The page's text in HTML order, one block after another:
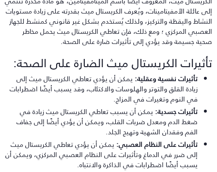
عائلة الأمفيتامينات، ويُعرف الكريستال ميث بقدرته على زيادة مستويات
واليقظة والتركيز، ولذلك يُستخدم بشكل غير قانوني كمنشط للجهاز
المركزي ؛ ومع ذلك، فإن تعاطي الكريستال ميث يحمل مخاطر
جسيمة وقد يؤدي إلى تأثيرات ضارة على الصحة.
الكريستال ميث الضارة على الصحة:
تأثيرات نفسية وعقلية:يمكن أن يؤدي تعاطي الكريستال ميث إلى
زيادة القلق والتوتر والهلوسات والاكتئاب، وقد يسبب أيضًا اضطرابات
في النوم وتغيرات في المزاج.
تأثيرات جسدية:يمكن أن يسبب تعاطي الكريستال ميث زيادة في
ضغط الدم ومعدل ضربات القلب، ويمكن أن يؤدي أيضًا إلى جفاف
الفم وفقدان الشهية وتهيج الجلد.
تأثيرات على النظام العصبي:يمكن أن يؤدي تعاطي الكريستال ميث
إلى ضرر في الدماغ وتأثيرات على النظام العصبي المركزي، ويمكن أن
يسبب أيضًا اضطرابات في الذاكرة والانتباه.